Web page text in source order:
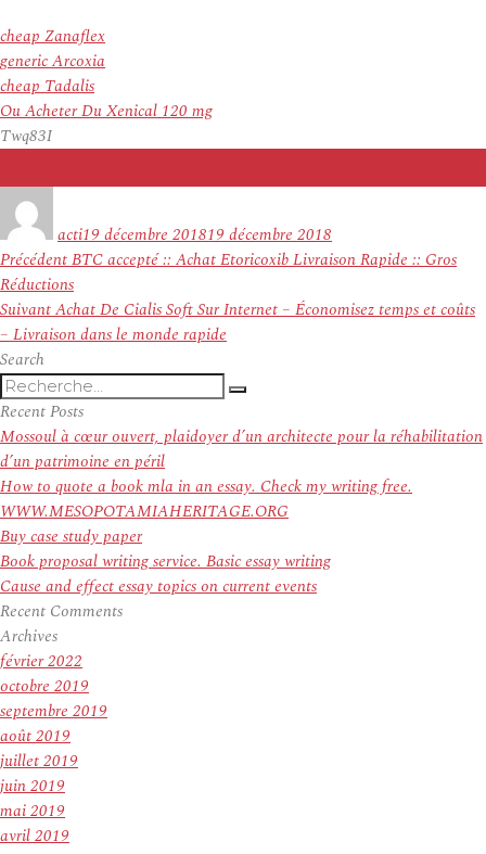
cheap Zanaflex
generic Arcoxia
cheap Tadalis
Ou Acheter Du Xenical 120 mg
Twq83I
actile
19 décembre 201819 décembre 2018
Navigation
de
l’article
PrécédentArticle
précédent :
BTC accepté :: Achat Etoricoxib Livraison Rapide :: Gros
Réductions
SuivantArticle
suivant :
Achat De Cialis Soft Sur Internet – Économisez temps et coûts
– Livraison dans le monde rapide
Search
Recherche
pour
:
Recherche
Recent Posts
Mossoul à cœur ouvert, plaidoyer d’un architecte pour la réhabilitation
d’un patrimoine en péril
How to quote a book mla in an essay. Check my writing free.
WWW.MESOPOTAMIAHERITAGE.ORG
Buy case study paper
Book proposal writing service. Basic essay writing
Cause and effect essay topics on current events
Recent Comments
Archives
février 2022
octobre 2019
septembre 2019
août 2019
juillet 2019
juin 2019
mai 2019
avril 2019